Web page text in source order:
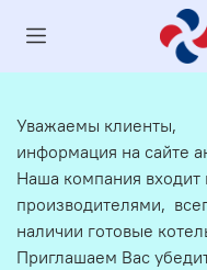
Уважаемы клиенты,
информация на сайте
Наша компания
производителями,
наличии готовые
Приглашаем Вас